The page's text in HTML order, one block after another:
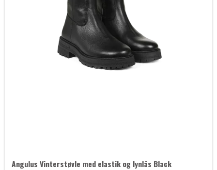
Angulus Vinterstøvle med elastik og lynlås Black